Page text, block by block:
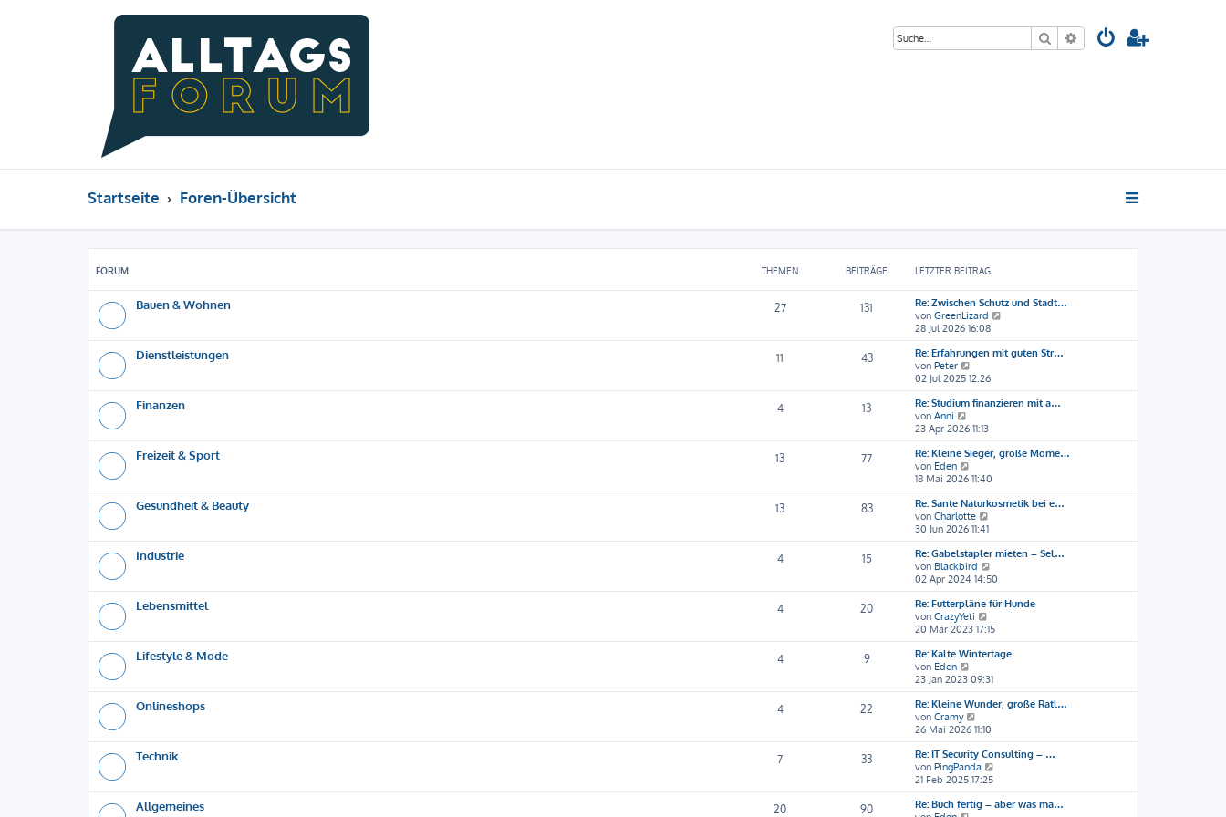
Suche Erweiterte Suche
Startseite Foren-Übersicht
FORUM THEMEN BEITRÄGE LETZTER BEITRAG
Bauen & Wohnen 27 131
Re: Zwischen Schutz und Stadt…
von GreenLizard
u
e
e
r
i
t
g
28 Jul 2026 16:08
Dienstleistungen 11 43
Re: Erfahrungen mit guten Str…
von Peter
e
u
e
t
e
r
e
i
t
r
a
g
02 Jul 2025 12:26
Finanzen 4 13
Re: Studium finanzieren mit a…
von Anni
e
u
e
s
t
e
r
B
e
i
t
r
a
g
23 Apr 2026 11:13
Freizeit & Sport 13 77
Re: Kleine Sieger, große Mome…
von Eden
e
u
e
s
t
e
r
B
e
i
t
r
a
g
18 Mai 2026 11:40
Gesundheit & Beauty 13 83
Re: Sante Naturkosmetik bei e…
von Charlotte
u
e
s
t
e
r
e
i
t
a
g
30 Jun 2026 11:41
Industrie 4 15
Re: Gabelstapler mieten – Sel…
von Blackbird
e
u
e
t
e
r
e
i
t
g
02 Apr 2024 14:50
Lebensmittel 4 20
Re: Futterpläne für Hunde
von CrazyYeti
e
u
e
t
e
r
e
i
t
r
a
g
20 Mär 2023 17:15
Lifestyle & Mode 4 9
Re: Kalte Wintertage
von Eden
e
u
e
s
t
e
r
B
e
i
t
23 Jan 2023 09:31
Onlineshops 4 22
Re: Kleine Wunder, große Ratl…
von Cramy
e
u
e
s
t
e
r
26 Mai 2026 11:10
Technik 7 33
Re: IT Security Consulting – …
von PingPanda
u
e
21 Feb 2025 17:25
Allgemeines 20 90
Re: Buch fertig – aber was ma…